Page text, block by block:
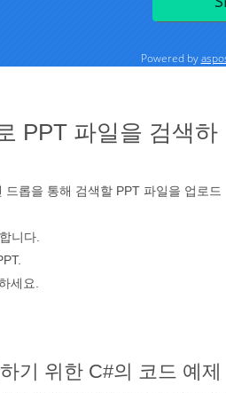
PPT 파일을 검색하
롭을 통해 검색할 PPT 파일을 업로드
니다.
세요.
기 위한 C#의 코드 예제